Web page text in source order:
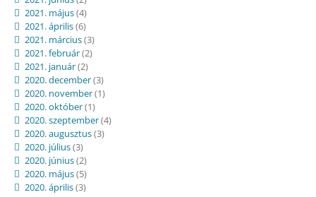
2021. május(4)
2021. április(6)
2021. március(3)
2021. február(2)
2021. január(2)
2020. december(3)
2020. november(1)
2020. október(1)
2020. szeptember(4)
2020. augusztus(3)
2020. július(3)
2020. június(2)
2020. május(5)
2020. április(3)